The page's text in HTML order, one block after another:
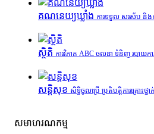
គណនេយ្យឃ្លាំង ការទទួល សរស័ប និង
ស្ថិតិ ការវិភាគ ABC ចលនា ទំនិញ របាយក
សន្តិសុខ សិទ្ធិចូលប្រើ ប្រតិបត្តិការគ្រោះថ្នាក់
សមាហរណកម្ម